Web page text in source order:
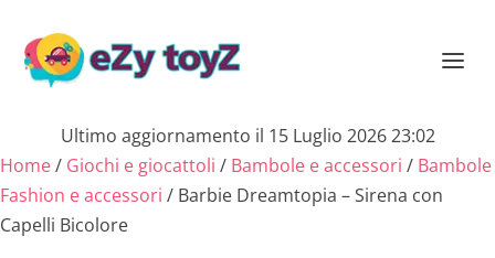
Ultimo aggiornamento il 15 Luglio 2026 23:02
Home/ Giochi e giocattoli / Bambole e accessori / Bambole
Fashion e accessori / Barbie Dreamtopia – Sirena con
Capelli Bicolore